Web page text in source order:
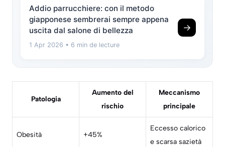
Addio parrucchiere: con il metodo
giapponese sembrerai sempre appena
uscita dal salone di bellezza
1 Apr 2026 • 6 min de lecture
→
Patologia
Aumento del
rischio
Meccanismo
principale
Obesità +45%
Eccesso calorico
e scarsa sazietà